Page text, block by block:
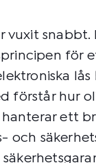
vuxit snabbt.
för
lås
förstår hur
hanterar ett
och